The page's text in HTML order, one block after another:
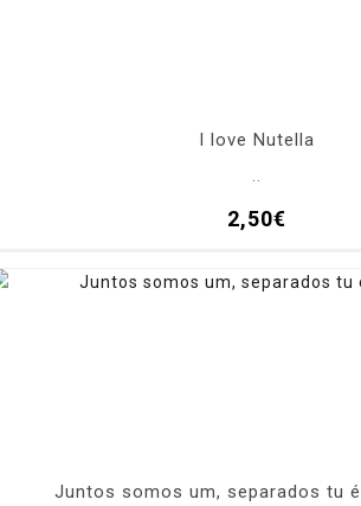
I love Nutella
2,50€
Juntos somos um, separados tu